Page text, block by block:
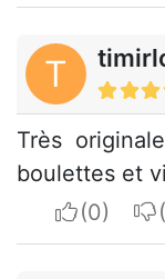
T
Très
boulettes et
I